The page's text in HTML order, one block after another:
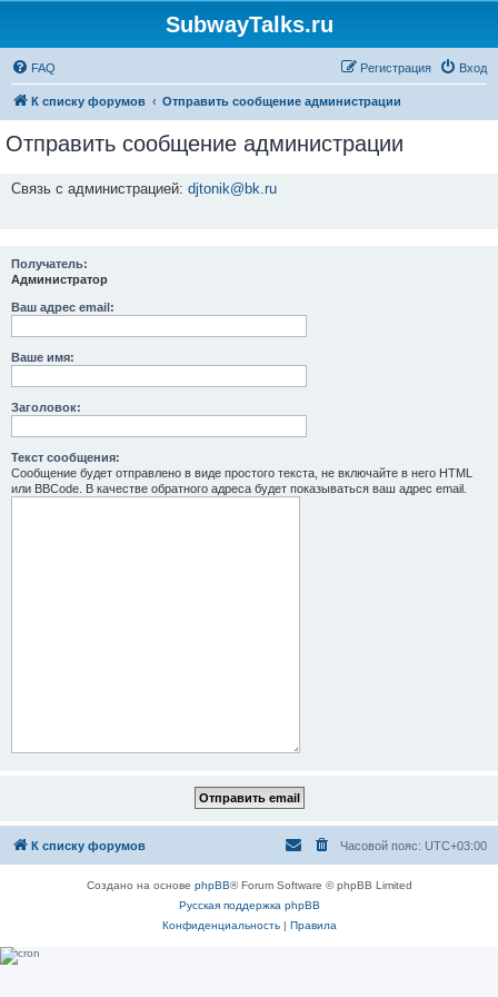
SubwayTalks.ru
FAQ Вход
Регистрация
К списку форумов Отправить сообщение администрации
Отправить сообщение администрации
Связь с администрацией: djtonik@bk.ru
Получатель:
Администратор
Ваш адрес email:
Ваше имя:
Заголовок:
Текст сообщения:
Сообщение будет отправлено в виде простого текста, не включайте в него HTML
или BBCode. В качестве обратного адреса будет показываться ваш адрес email.
К списку форумов Часовой пояс: UTC+03:00
Создано на основе phpBB® Forum Software © phpBB Limited
Русская поддержка phpBB
Конфиденциальность| Правила